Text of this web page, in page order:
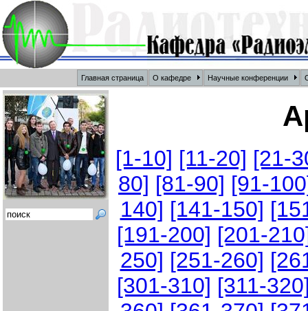
Главная страница О кафедре Научные конференции
[1-10] [11-20] [21-
80] [81-90] [91-
140] [141-150]
[191-200] [201-
250] [251-260]
[301-310] [311-